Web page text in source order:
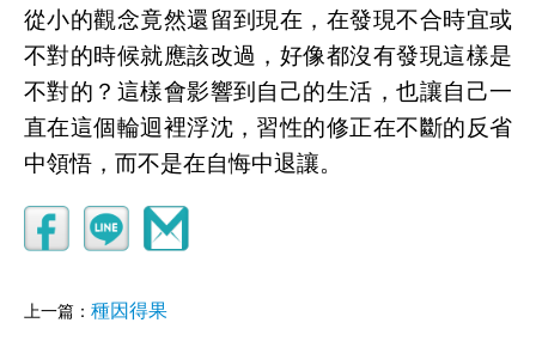
從小的觀念竟然還留到現在，在發現不合時宜或
不對的時候就應該改過，好像都沒有發現這樣是
不對的？這樣會影響到自己的生活，也讓自己一
直在這個輪迴裡浮沈，習性的修正在不斷的反省
中領悟，而不是在自悔中退讓。
上一篇： 種因得果